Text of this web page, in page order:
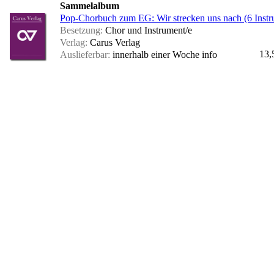
Sammelalbum
Pop-Chorbuch zum EG: Wir strecken uns nach (6
Besetzung: Chor und Instrument/e
Verlag: Carus Verlag
Auslieferbar: innerhalb einer Woche info